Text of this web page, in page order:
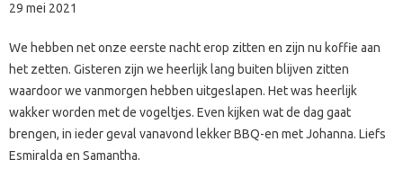
29 mei 2021
We hebben net onze eerste nacht erop zitten en zijn nu koffie aan
het zetten. Gisteren zijn we heerlijk lang buiten blijven zitten
waardoor we vanmorgen hebben uitgeslapen. Het was heerlijk
wakker worden met de vogeltjes. Even kijken wat de dag gaat
brengen, in ieder geval vanavond lekker BBQ-en met Johanna. Liefs
Esmiralda en Samantha.